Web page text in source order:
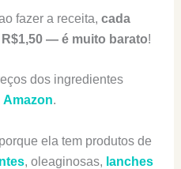
fazer a receita, cada
— é muito barato!
dos ingredientes
Amazon.
ela tem produtos de
, oleaginosas, lanches